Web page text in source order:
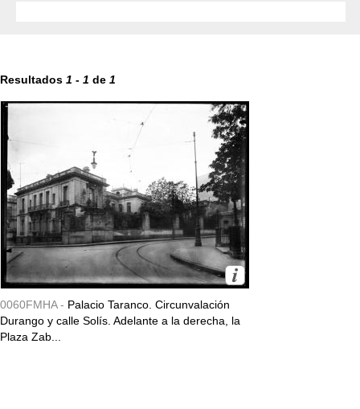
Resultados 1 - 1 de 1
0060FMHA - Palacio Taranco. Circunvalación
Durango y calle Solís. Adelante a la derecha, la
Plaza Zab...